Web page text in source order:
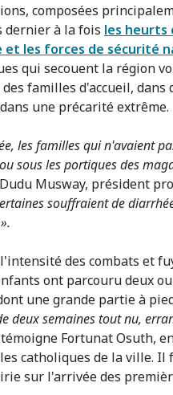
composées
dernier à la fois les heurts
et les forces de sécurité
qui secouent la région
familles d'accueil, dans
une précarité extrême.
les familles qui n'avaient
sous les portiques des
Musway, président
souffraient de
des combats et
ont parcouru deux
une grande partie à
deux semaines tout nu,
Fortunat Osuth,
catholiques de la ville.
sur l'arrivée des